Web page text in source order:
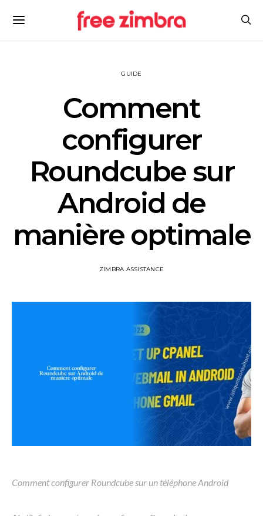
GUIDE
Comment
configurer
Roundcube sur
Android de
manière optimale
ZIMBRA ASSISTANCE
Comment configurer Roundcube sur un téléphone Android